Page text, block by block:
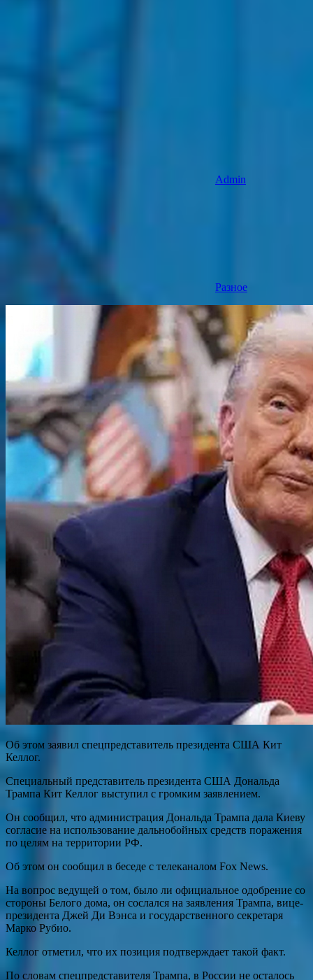
Admin
Разное
Об этом заявил спецпредставитель президента США Кит
Келлог.
Специальный представитель президента США Дональда
Трампа Кит Келлог выступил с громким заявлением.
Он сообщил, что администрация Дональда Трампа дала Киеву
согласие на использование дальнобойных средств поражения
по целям на территории РФ.
Об этом он сообщил в беседе с телеканалом Fox News.
На вопрос ведущей о том, было ли официальное одобрение со
стороны Белого дома, он сослался на заявления Трампа, вице-
президента Джей Ди Вэнса и государственного секретаря
Марко Рубио.
Келлог отметил, что их позиция подтверждает такой факт.
По словам спецпредставителя Трампа, в России не осталось